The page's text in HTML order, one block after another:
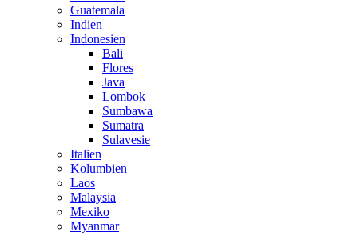
Guatemala
Indien
Indonesien
Bali
Flores
Java
Lombok
Sumbawa
Sumatra
Sulavesie
Italien
Kolumbien
Laos
Malaysia
Mexiko
Myanmar